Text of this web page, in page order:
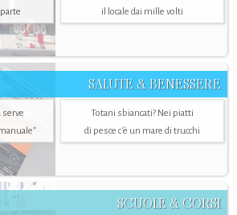
parte
il locale dai mille volti
SALUTE & BENESSERE
serve
Totani sbiancati? Nei piatti
di pesce c'è un mare di trucchi
SCUOLE & CORSI